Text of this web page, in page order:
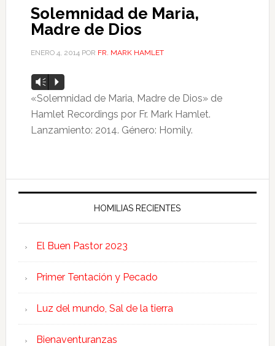
Solemnidad de Maria,
Madre de Dios
ENERO 4, 2014POR FR. MARK HAMLET
Reproductor
de
audio
Vm P
«Solemnidad de Maria, Madre de Dios» de
Hamlet Recordings por Fr. Mark Hamlet.
Lanzamiento: 2014. Género: Homily.
HOMILIAS RECIENTES
El Buen Pastor 2023
Primer Tentación y Pecado
Luz del mundo, Sal de la tierra
Bienaventuranzas